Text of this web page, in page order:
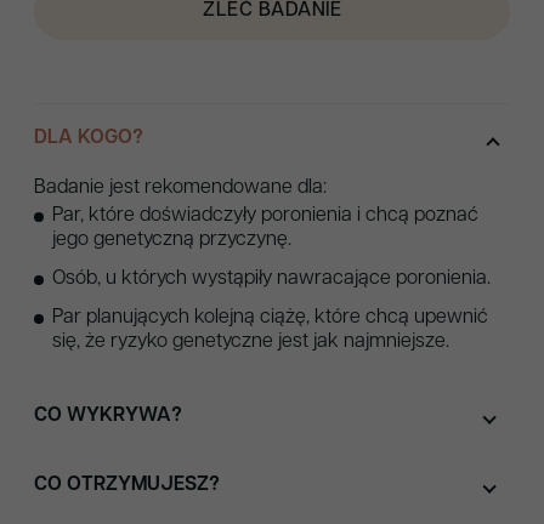
ZLEĆ BADANIE
a
t
i
DLA KOGO?
Badanie jest rekomendowane dla:
Par, które doświadczyły poronienia i chcą poznać
jego genetyczną przyczynę.
Osób, u których wystąpiły nawracające poronienia.
Par planujących kolejną ciążę, które chcą upewnić
się, że ryzyko genetyczne jest jak najmniejsze.
CO WYKRYWA?
CO OTRZYMUJESZ?